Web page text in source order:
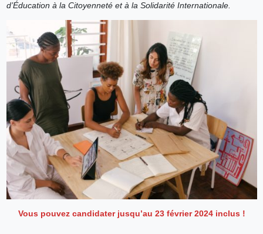
d’Éducation à la Citoyenneté et à la Solidarité Internationale.
Vous pouvez candidater jusqu’au 23 février 2024 inclus !